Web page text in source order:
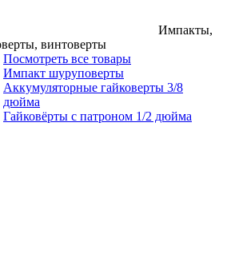
Импакты,
винтоверты
Посмотреть все товары
Импакт шуруповерты
Аккумуляторные гайковерты 3/8
дюйма
Гайковёрты с патроном 1/2 дюйма